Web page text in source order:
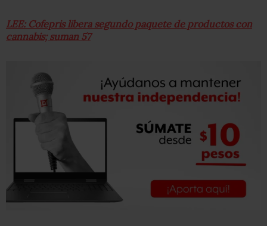
LEE: Cofepris libera segundo paquete de productos con
cannabis; suman 57